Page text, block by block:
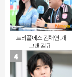
트리플에스 김채연, 개
그맨 김규..